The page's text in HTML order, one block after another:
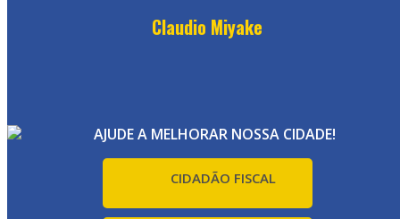
Claudio Miyake
AJUDE A MELHORAR NOSSA CIDADE!
CIDADÃO FISCAL